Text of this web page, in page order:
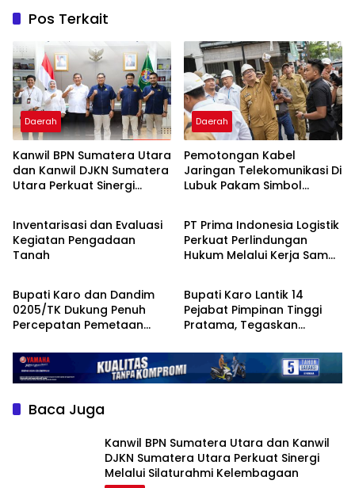
Pos Terkait
Daerah
Kanwil BPN Sumatera Utara
dan Kanwil DJKN Sumatera
Utara Perkuat Sinergi
Daerah
Pemotongan Kabel
Jaringan Telekomunikasi Di
Lubuk Pakam Simbol
Daerah
Inventarisasi dan Evaluasi
Kegiatan Pengadaan
Tanah
Daerah
PT Prima Indonesia Logistik
Perkuat Perlindungan
Hukum Melalui Kerja Sama
Daerah
Bupati Karo dan Dandim
0205/TK Dukung Penuh
Percepatan Pemetaan
KDKMP di Kabupaten Karo
Daerah
Bupati Karo Lantik 14
Pejabat Pimpinan Tinggi
Pratama, Tegaskan
Evaluasi Berkelanjutan
Baca Juga
Kanwil BPN Sumatera Utara dan Kanwil
DJKN Sumatera Utara Perkuat Sinergi
Melalui Silaturahmi Kelembagaan